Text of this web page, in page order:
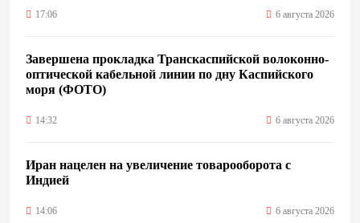
17:06 6 августа 2026
Завершена прокладка Транскаспийской волоконно-
оптической кабельной линии по дну Каспийского
моря (ФОТО)
14:32 6 августа 2026
Иран нацелен на увеличение товарооборота с
Индией
14:06 6 августа 2026